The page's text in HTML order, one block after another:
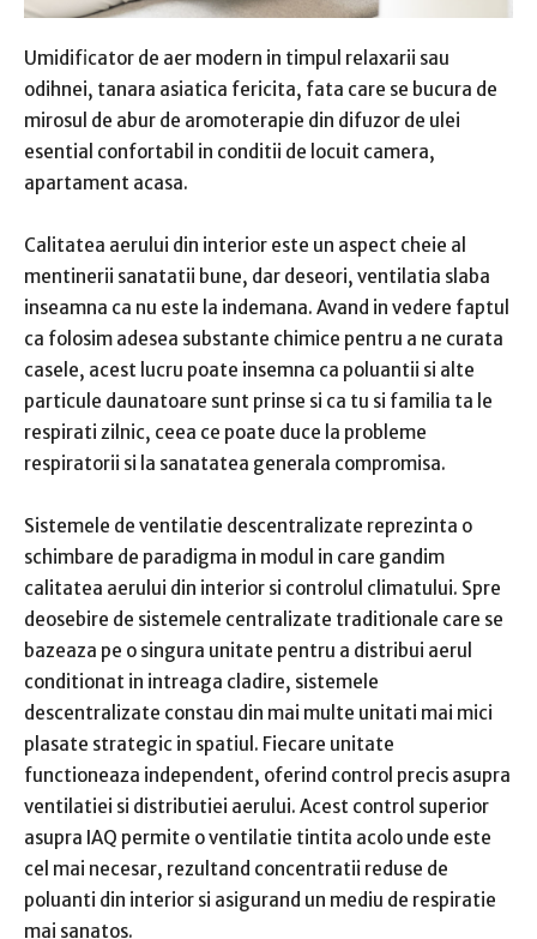
Umidificator de aer modern in timpul relaxarii sau
odihnei, tanara asiatica fericita, fata care se bucura de
mirosul de abur de aromoterapie din difuzor de ulei
esential confortabil in conditii de locuit camera,
apartament acasa.
Calitatea aerului din interior este un aspect cheie al
mentinerii sanatatii bune, dar deseori, ventilatia slaba
inseamna ca nu este la indemana. Avand in vedere faptul
ca folosim adesea substante chimice pentru a ne curata
casele, acest lucru poate insemna ca poluantii si alte
particule daunatoare sunt prinse si ca tu si familia ta le
respirati zilnic, ceea ce poate duce la probleme
respiratorii si la sanatatea generala compromisa.
Sistemele de ventilatie descentralizate reprezinta o
schimbare de paradigma in modul in care gandim
calitatea aerului din interior si controlul climatului. Spre
deosebire de sistemele centralizate traditionale care se
bazeaza pe o singura unitate pentru a distribui aerul
conditionat in intreaga cladire, sistemele
descentralizate constau din mai multe unitati mai mici
plasate strategic in spatiul. Fiecare unitate
functioneaza independent, oferind control precis asupra
ventilatiei si distributiei aerului. Acest control superior
asupra IAQ permite o ventilatie tintita acolo unde este
cel mai necesar, rezultand concentratii reduse de
poluanti din interior si asigurand un mediu de respiratie
mai sanatos.